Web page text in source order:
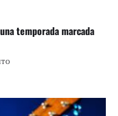
temporada marcada